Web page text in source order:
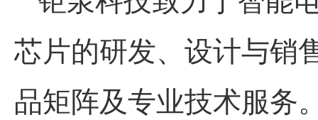
芯片的研发、设计与销
品矩阵及专业技术服务